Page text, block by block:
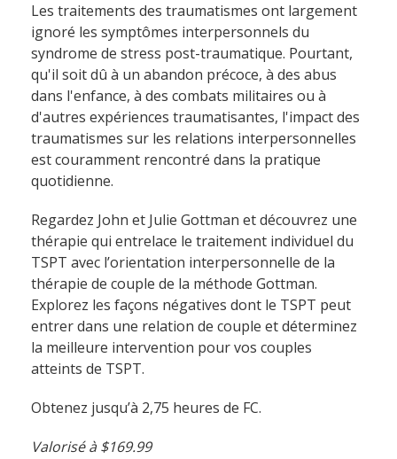
Les traitements des traumatismes ont largement
ignoré les symptômes interpersonnels du
syndrome de stress post-traumatique. Pourtant,
qu'il soit dû à un abandon précoce, à des abus
dans l'enfance, à des combats militaires ou à
d'autres expériences traumatisantes, l'impact des
traumatismes sur les relations interpersonnelles
est couramment rencontré dans la pratique
quotidienne.
Regardez John et Julie Gottman et découvrez une
thérapie qui entrelace le traitement individuel du
TSPT avec l’orientation interpersonnelle de la
thérapie de couple de la méthode Gottman.
Explorez les façons négatives dont le TSPT peut
entrer dans une relation de couple et déterminez
la meilleure intervention pour vos couples
atteints de TSPT.
Obtenez jusqu’à 2,75 heures de FC.
Valorisé à $169.99